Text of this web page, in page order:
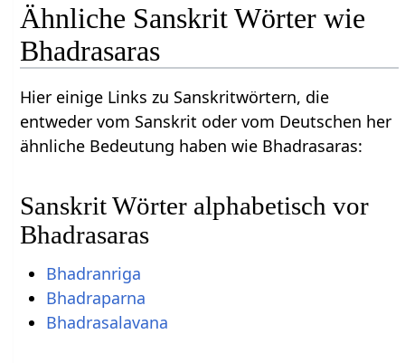
Ähnliche Sanskrit Wörter wie
Bhadrasaras
Hier einige Links zu Sanskritwörtern, die
entweder vom Sanskrit oder vom Deutschen her
ähnliche Bedeutung haben wie Bhadrasaras:
Sanskrit Wörter alphabetisch vor
Bhadrasaras
Bhadranriga
Bhadraparna
Bhadrasalavana